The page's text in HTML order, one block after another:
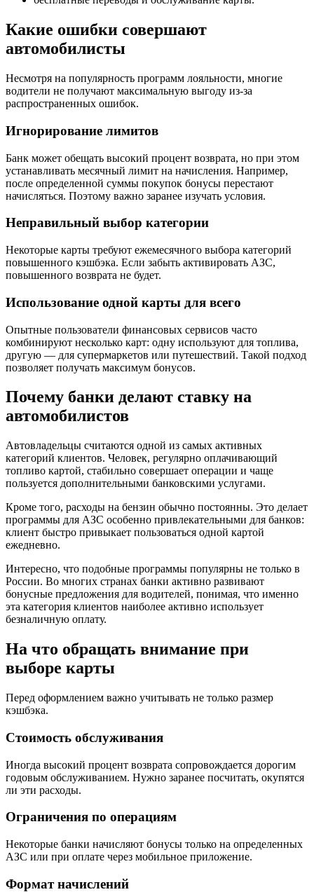
Какие ошибки совершают
автомобилисты
Несмотря на популярность программ лояльности, многие
водители не получают максимальную выгоду из-за
распространенных ошибок.
Игнорирование лимитов
Банк может обещать высокий процент возврата, но при этом
устанавливать месячный лимит на начисления. Например,
после определенной суммы покупок бонусы перестают
начисляться. Поэтому важно заранее изучать условия.
Неправильный выбор категории
Некоторые карты требуют ежемесячного выбора категорий
повышенного кэшбэка. Если забыть активировать АЗС,
повышенного возврата не будет.
Использование одной карты для всего
Опытные пользователи финансовых сервисов часто
комбинируют несколько карт: одну используют для топлива,
другую — для супермаркетов или путешествий. Такой подход
позволяет получать максимум бонусов.
Почему банки делают ставку на
автомобилистов
Автовладельцы считаются одной из самых активных
категорий клиентов. Человек, регулярно оплачивающий
топливо картой, стабильно совершает операции и чаще
пользуется дополнительными банковскими услугами.
Кроме того, расходы на бензин обычно постоянны. Это делает
программы для АЗС особенно привлекательными для банков:
клиент быстро привыкает пользоваться одной картой
ежедневно.
Интересно, что подобные программы популярны не только в
России. Во многих странах банки активно развивают
бонусные предложения для водителей, понимая, что именно
эта категория клиентов наиболее активно использует
безналичную оплату.
На что обращать внимание при
выборе карты
Перед оформлением важно учитывать не только размер
кэшбэка.
Стоимость обслуживания
Иногда высокий процент возврата сопровождается дорогим
годовым обслуживанием. Нужно заранее посчитать, окупятся
ли эти расходы.
Ограничения по операциям
Некоторые банки начисляют бонусы только на определенных
АЗС или при оплате через мобильное приложение.
Формат начислений